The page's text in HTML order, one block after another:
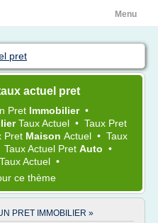
Menu
pret
actuel pret
Pret Immobilier •
Taux Actuel • Taux Pret
Pret Maison Actuel • Taux
Taux Actuel Pret Auto •
Taux Actuel •
ce thème
PRET IMMOBILIER »